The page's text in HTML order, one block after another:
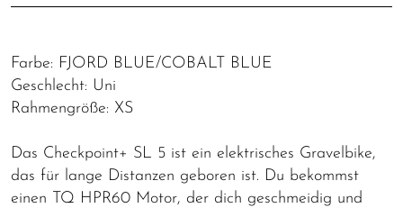
Farbe: FJORD BLUE/COBALT BLUE
Geschlecht: Uni
Rahmengröße: XS
Das Checkpoint+ SL 5 ist ein elektrisches Gravelbike,
das für lange Distanzen geboren ist. Du bekommst
einen TQ HPR60 Motor, der dich geschmeidig und